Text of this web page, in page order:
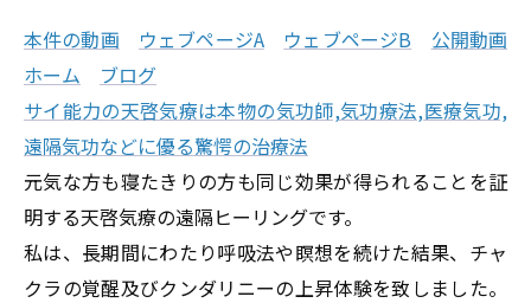
本件の動画 ウェブページA ウェブページB
公開動画
ホーム
ブログ
サイ能力の天啓気療は本物の気功師,気功療法,医療気功,
遠隔気功などに優る驚愕の治療法
元気な方も寝たきりの方も同じ効果が得られることを証
明する天啓気療の遠隔ヒーリングです。
私は、長期間にわたり呼吸法や瞑想を続けた結果、チャ
クラの覚醒及びクンダリニーの上昇体験を致しました。